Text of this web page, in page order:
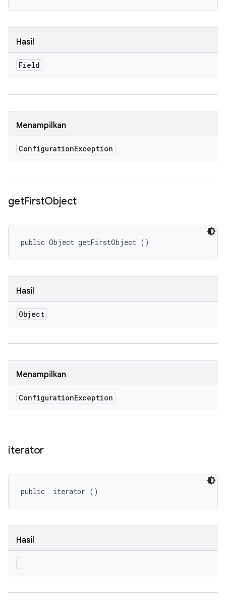
Hasil
Field
Menampilkan
ConfigurationException
getFirstObject
public Object getFirstObject ()
Hasil
Object
Menampilkan
ConfigurationException
iterator
public iterator ()
Hasil